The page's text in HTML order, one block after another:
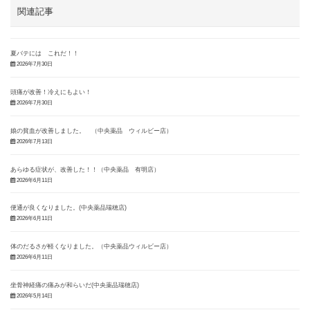
関連記事
夏バテには これだ！！
2026年7月30日
頭痛が改善！冷えにもよい！
2026年7月30日
娘の貧血が改善しました。 （中央薬品 ウィルビー店）
2026年7月13日
あらゆる症状が、改善した！！（中央薬品 有明店）
2026年6月11日
便通が良くなりました。(中央薬品瑞穂店)
2026年6月11日
体のだるさが軽くなりました。（中央薬品ウィルビー店）
2026年6月11日
坐骨神経痛の痛みが和らいだ(中央薬品瑞穂店)
2026年5月14日